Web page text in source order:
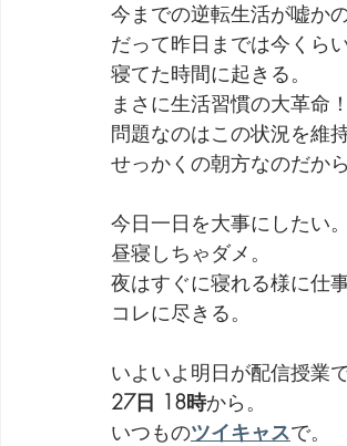
今までの逆転生活が嘘か
だって昨日までは今くら
寝てた時間に起きる。
まさに生活習慣の大革命！
問題なのはこの状況を維
せっかくの朝方なのだから
今日一日を大事にしたい。
昼寝しちゃダメ。
夜はすぐに寝れる様に仕事
コレに尽きる。
いよいよ明日が配信授業
27日 18時から。
いつものツイキャスで。